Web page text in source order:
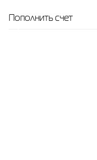
Пополнить счет